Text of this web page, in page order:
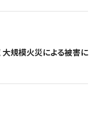
大規模火災による被害に